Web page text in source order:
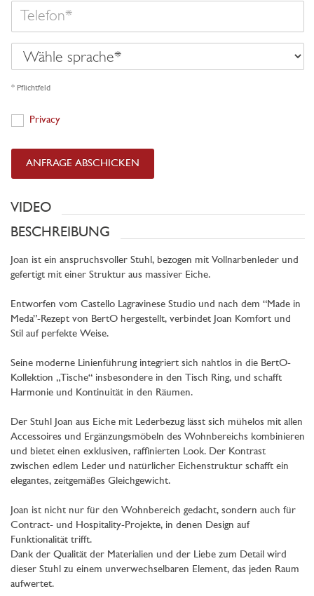
Wähle
sprache
* Pflichtfeld
Privacy
Privacy
ANFRAGE ABSCHICKEN
VIDEO
BESCHREIBUNG
Joan ist ein anspruchsvoller Stuhl, bezogen mit Vollnarbenleder und
gefertigt mit einer Struktur aus massiver Eiche.
Entworfen vom Castello Lagravinese Studio und nach dem “Made in
Meda”-Rezept von BertO hergestellt, verbindet Joan Komfort und
Stil auf perfekte Weise.
Seine moderne Linienführung integriert sich nahtlos in die BertO-
Kollektion „Tische“ insbesondere in den Tisch Ring, und schafft
Harmonie und Kontinuität in den Räumen.
Der Stuhl Joan aus Eiche mit Lederbezug lässt sich mühelos mit allen
Accessoires und Ergänzungsmöbeln des Wohnbereichs kombinieren
und bietet einen exklusiven, raffinierten Look. Der Kontrast
zwischen edlem Leder und natürlicher Eichenstruktur schafft ein
elegantes, zeitgemäßes Gleichgewicht.
Joan ist nicht nur für den Wohnbereich gedacht, sondern auch für
Contract- und Hospitality-Projekte, in denen Design auf
Funktionalität trifft.
Dank der Qualität der Materialien und der Liebe zum Detail wird
dieser Stuhl zu einem unverwechselbaren Element, das jeden Raum
aufwertet.